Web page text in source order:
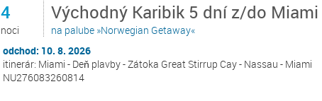
4
noci
Východný Karibik 5 dní z/do Miami
na palube »Norwegian Getaway«
odchod: 10. 8. 2026
itinerár: Miami - Deň plavby - Zátoka Great Stirrup Cay - Nassau - Miami
NU276083260814